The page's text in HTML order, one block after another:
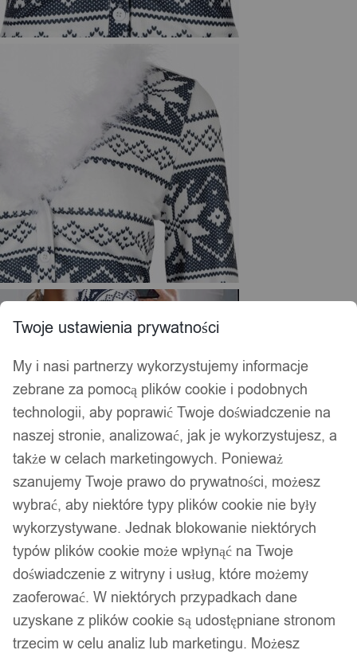
Twoje ustawienia prywatności
My i nasi partnerzy wykorzystujemy informacje
zebrane za pomocą plików cookie i podobnych
technologii, aby poprawić Twoje doświadczenie na
naszej stronie, analizować, jak je wykorzystujesz, a
także w celach marketingowych. Ponieważ
szanujemy Twoje prawo do prywatności, możesz
wybrać, aby niektóre typy plików cookie nie były
wykorzystywane. Jednak blokowanie niektórych
typów plików cookie może wpłynąć na Twoje
doświadczenie z witryny i usług, które możemy
zaoferować. W niektórych przypadkach dane
uzyskane z plików cookie są udostępniane stronom
trzecim w celu analiz lub marketingu. Możesz